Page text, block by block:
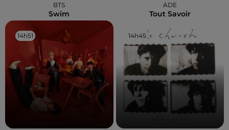
BTS
Swim
ADE
Tout Savoir
14h51
14h51 14h45
14h45